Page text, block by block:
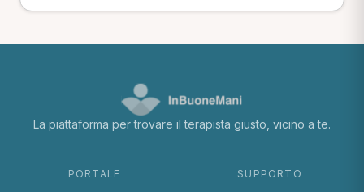
La piattaforma per trovare il terapista giusto, vicino a te.
PORTALE SUPPORTO